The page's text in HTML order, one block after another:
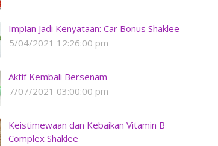
Impian Jadi Kenyataan: Car Bonus Shaklee
5/04/2021 12:26:00 pm
Aktif Kembali Bersenam
7/07/2021 03:00:00 pm
Keistimewaan dan Kebaikan Vitamin B
Complex Shaklee